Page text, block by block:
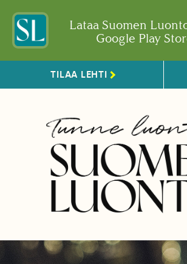
Lataa Suomen
Google Play
TILAA LEHTI